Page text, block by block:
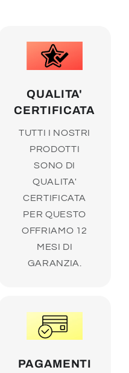
QUALITA'
CERTIFICATA
TUTTI I NOSTRI
PRODOTTI
SONO DI
QUALITA'
CERTIFICATA
PER QUESTO
OFFRIAMO 12
MESI DI
GARANZIA.
PAGAMENTI